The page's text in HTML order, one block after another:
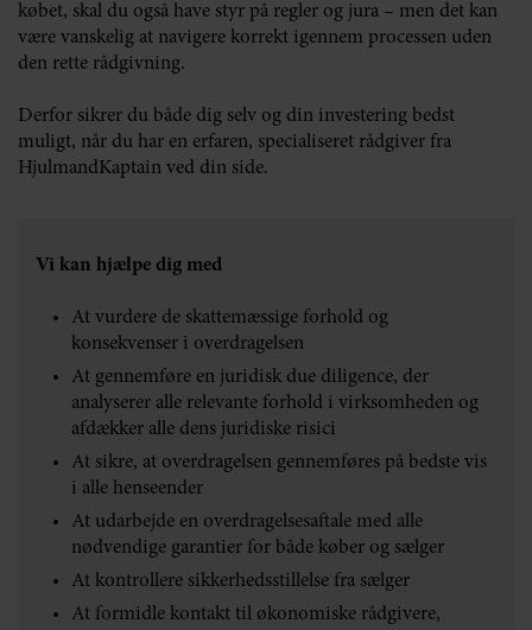
købet, skal du også have styr på regler og jura – men det kan
være vanskelig at navigere korrekt igennem processen uden
den rette rådgivning.
Derfor sikrer du både dig selv og din investering bedst
muligt, når du har en erfaren, specialiseret rådgiver fra
HjulmandKaptain ved din side.
Vi kan hjælpe dig med
At vurdere de skattemæssige forhold og
konsekvenser i overdragelsen
At gennemføre en juridisk due diligence, der
analyserer alle relevante forhold i virksomheden og
afdækker alle dens juridiske risici
At sikre, at overdragelsen gennemføres på bedste vis
i alle henseender
At udarbejde en overdragelsesaftale med alle
nødvendige garantier for både køber og sælger
At kontrollere sikkerhedsstillelse fra sælger
At formidle kontakt til økonomiske rådgivere,